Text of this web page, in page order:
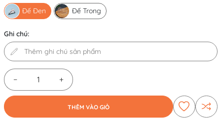
Đế Đen
Đế Trong
Ghi chú:
− +
THÊM VÀO GIỎ